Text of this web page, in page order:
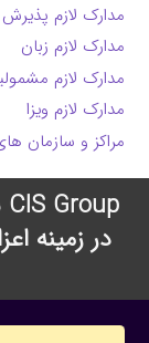
مدارک لازم پذیرش
مدارک لازم زبان
مدارک لازم
مدارک لازم ویزا
مراکز و سازمان
در زمینه